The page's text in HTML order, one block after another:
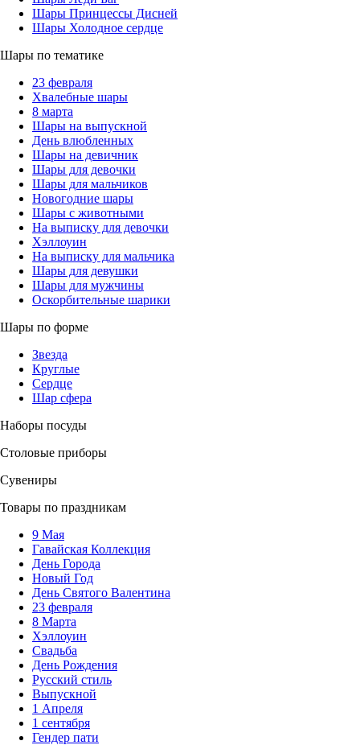
Шары Принцессы Дисней
Шары Холодное сердце
Шары по тематике
23 февраля
Хвалебные шары
8 марта
Шары на выпускной
День влюбленных
Шары на девичник
Шары для девочки
Шары для мальчиков
Новогодние шары
Шары с животными
На выписку для девочки
Хэллоуин
На выписку для мальчика
Шары для девушки
Шары для мужчины
Оскорбительные шарики
Шары по форме
Звезда
Круглые
Сердце
Шар сфера
Наборы посуды
Столовые приборы
Сувениры
Товары по праздникам
9 Мая
Гавайская Коллекция
День Города
Новый Год
День Святого Валентина
23 февраля
8 Марта
Хэллоуин
Свадьба
День Рождения
Русский стиль
Выпускной
1 Апреля
1 сентября
Гендер пати